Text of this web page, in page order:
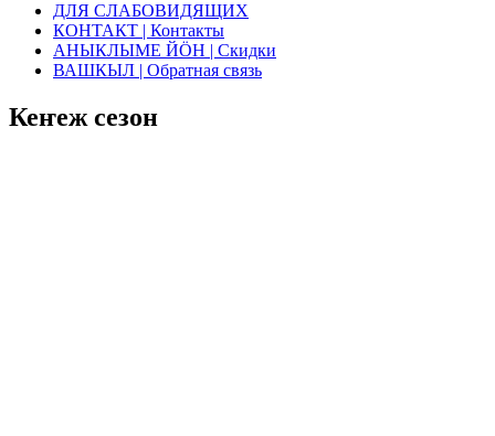
ДЛЯ СЛАБОВИДЯЩИХ
КОНТАКТ | Контакты
АНЫКЛЫМЕ ЙӦН | Скидки
ВАШКЫЛ | Обратная связь
Кеҥеж сезон